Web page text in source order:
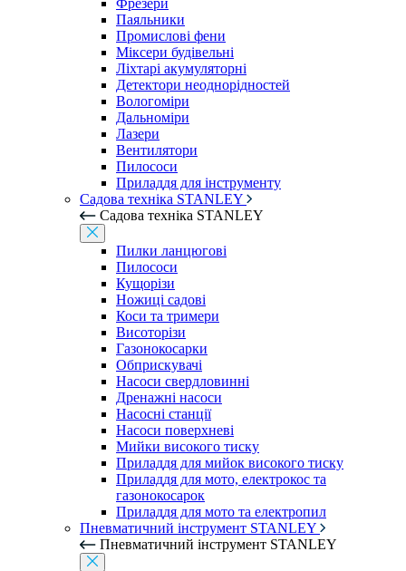
Фрезери
Паяльники
Промислові фени
Міксери будівельні
Ліхтарі акумуляторні
Детектори неоднорідностей
Вологоміри
Дальноміри
Лазери
Вентилятори
Пилососи
Приладдя для інструменту
Садова техніка STANLEY
Садова техніка STANLEY
Пилки ланцюгові
Пилососи
Кущорізи
Ножиці садові
Коси та тримери
Висоторізи
Газонокосарки
Обприскувачі
Насоси свердловинні
Дренажні насоси
Насосні станції
Насоси поверхневі
Мийки високого тиску
Приладдя для мийок високого тиску
Приладдя для мото, електрокос та
газонокосарок
Приладдя для мото та електропил
Пневматичний інструмент STANLEY
Пневматичний інструмент STANLEY